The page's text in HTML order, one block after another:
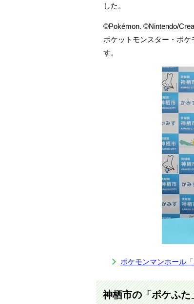
した。
©Pokémon. ©Nintendo/
ポケットモンスター・ポ
す。
ポケモンマンホール「
神栖市の「ポケふた